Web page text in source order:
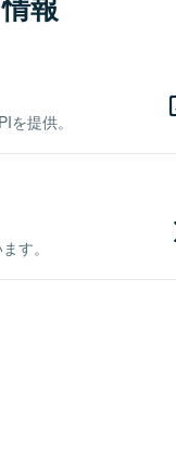
提供。
す。